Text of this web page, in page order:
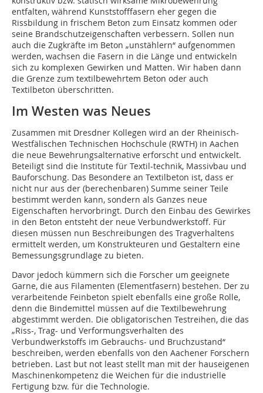
entfalten, während Kunststofffasern eher gegen die
Rissbildung in frischem Beton zum Einsatz kommen oder
seine Brandschutzeigenschaften verbessern. Sollen nun
auch die Zugkräfte im Beton „unstählern“ aufgenommen
werden, wachsen die Fasern in die Länge und entwickeln
sich zu komplexen Gewirken und Matten. Wir haben dann
die Grenze zum textilbewehrtem Beton oder auch
Textilbeton überschritten.
Im Westen was Neues
Zusammen mit Dresdner Kollegen wird an der Rheinisch-
Westfälischen Technischen Hochschule (RWTH) in Aachen
die neue Bewehrungsalternative erforscht und entwickelt.
Beteiligt sind die Institute für Textil-technik, Massivbau und
Bauforschung. Das Besondere an Textilbeton ist, dass er
nicht nur aus der (berechenbaren) Summe seiner Teile
bestimmt werden kann, sondern als Ganzes neue
Eigenschaften hervorbringt. Durch den Einbau des Gewirkes
in den Beton entsteht der neue Verbundwerkstoff. Für
diesen müssen nun Beschreibungen des Tragverhaltens
ermittelt werden, um Konstrukteuren und Gestaltern eine
Bemessungsgrundlage zu bieten.
Davor jedoch kümmern sich die Forscher um geeignete
Garne, die aus Filamenten (Elementfasern) bestehen. Der zu
verarbeitende Feinbeton spielt ebenfalls eine große Rolle,
denn die Bindemittel müssen auf die Textilbewehrung
abgestimmt werden. Die obligatorischen Testreihen, die das
„Riss-, Trag- und Verformungsverhalten des
Verbundwerkstoffs im Gebrauchs- und Bruchzustand“
beschreiben, werden ebenfalls von den Aachener Forschern
betrieben. Last but not least stellt man mit der hauseigenen
Maschinenkompetenz die Weichen für die industrielle
Fertigung bzw. für die Technologie.